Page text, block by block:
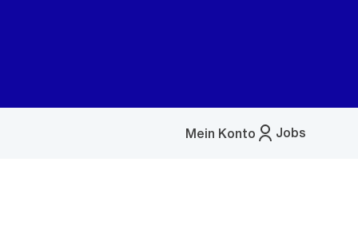
Jobs
Mein Konto
Menü